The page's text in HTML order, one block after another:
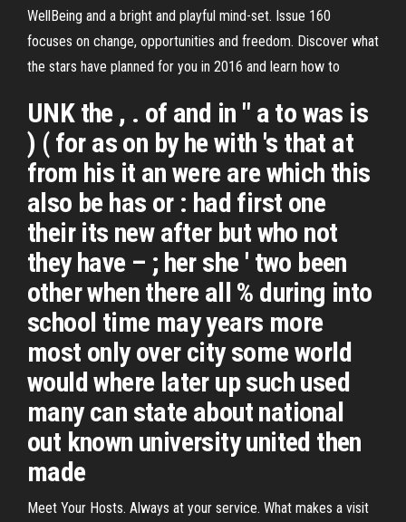
WellBeing and a bright and playful mind-set. Issue 160
focuses on change, opportunities and freedom. Discover what
the stars have planned for you in 2016 and learn how to
UNK the , . of and in " a to was is
) ( for as on by he with 's that at
from his it an were are which this
also be has or : had first one
their its new after but who not
they have – ; her she ' two been
other when there all % during into
school time may years more
most only over city some world
would where later up such used
many can state about national
out known university united then
made
Meet Your Hosts. Always at your service. What makes a visit